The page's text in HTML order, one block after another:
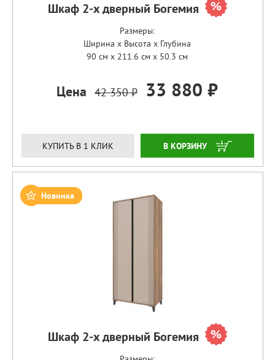
Шкаф 2-х дверный Богемия
Размеры:
Ширина x Высота x Глубина
90 см x 211.6 см x 50.3 см
Цена 42 350 ₽ 33 880 ₽
КУПИТЬ В 1 КЛИК ЗАКАЗАТЬ
Новинка
Шкаф 2-х дверный Богемия